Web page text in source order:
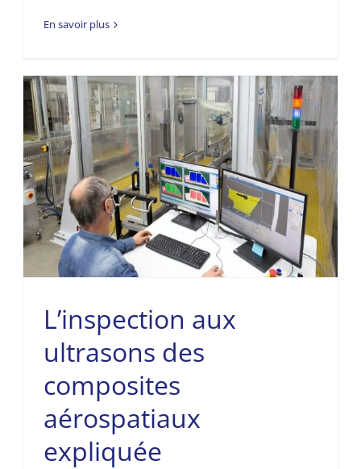
En savoir plus
L’inspection aux
ultrasons des
composites
aérospatiaux
expliquée